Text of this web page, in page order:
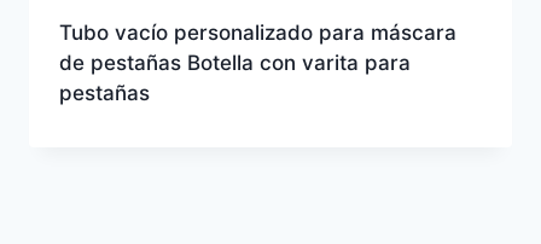
Tubo vacío personalizado para máscara
de pestañas Botella con varita para
pestañas